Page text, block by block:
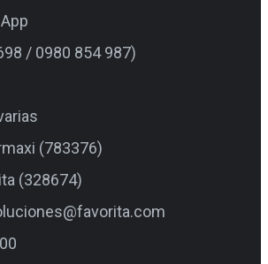
/ 0980 854 987)
(783376)
(328674)